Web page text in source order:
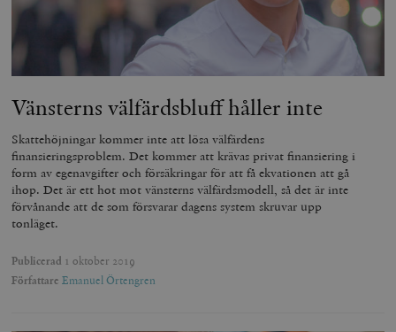
Vänsterns välfärdsbluff håller inte
Skattehöjningar kommer inte att lösa välfärdens
finansieringsproblem. Det kommer att krävas privat finansiering i
form av egenavgifter och försäkringar för att få ekvationen att gå
ihop. Det är ett hot mot vänsterns välfärdsmodell, så det är inte
förvånande att de som försvarar dagens system skruvar upp
tonläget.
Publicerad 1 oktober 2019
Författare Emanuel Örtengren